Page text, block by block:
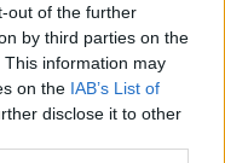
out of the further
by third parties on the
This information may
on the IAB’s List of
disclose it to other